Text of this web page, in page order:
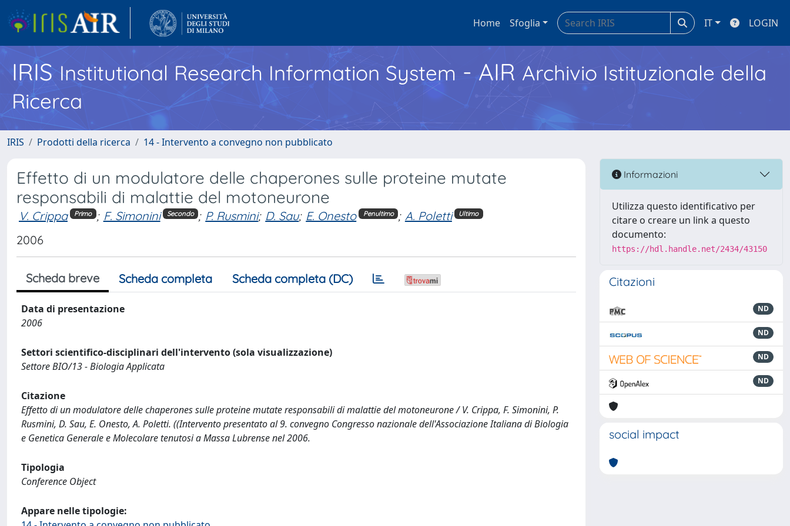
Home Sfoglia IT LOGIN
IRISInstitutional Research Information System - AIR Archivio Istituzionale della
Ricerca
IRIS Prodotti della ricerca 14 - Intervento a convegno non pubblicato
Effetto di un modulatore delle chaperones sulle proteine mutate
responsabili di malattie del motoneurone
V. Crippa Primo ; F. Simonini Secondo ; P. Rusmini; D. Sau; E. Onesto Penultimo ; A. Poletti Ultimo
2006
Scheda breve Scheda completa Scheda completa (DC)
Data di presentazione
2006
Settori scientifico-disciplinari dell'intervento (sola visualizzazione)
Settore BIO/13 - Biologia Applicata
Citazione
Effetto di un modulatore delle chaperones sulle proteine mutate responsabili di malattie del motoneurone / V. Crippa, F. Simonini, P.
Rusmini, D. Sau, E. Onesto, A. Poletti. ((Intervento presentato al 9. convegno Congresso nazionale dell'Associazione Italiana di Biologia
e Genetica Generale e Molecolare tenutosi a Massa Lubrense nel 2006.
Tipologia
Conference Object
Appare nelle tipologie:
Informazioni
Utilizza questo identificativo per
citare o creare un link a questo
documento:
https://hdl.handle.net/2434/43150
Citazioni
ND
ND
ND
ND
social impact